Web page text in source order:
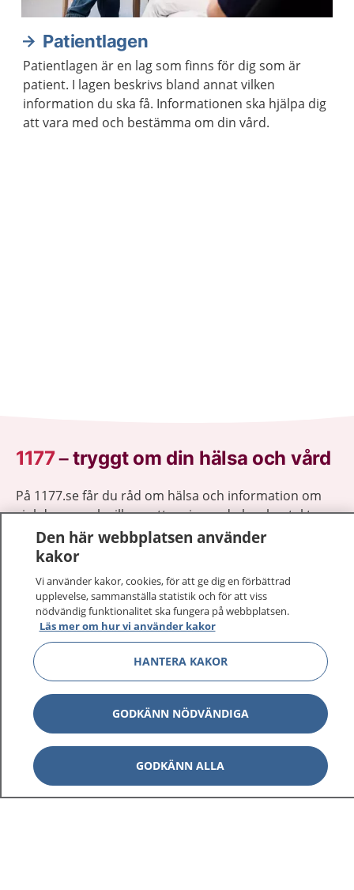
Patientlagen
Patientlagen är en lag som finns för dig som är
patient. I lagen beskrivs bland annat vilken
information du ska få. Informationen ska hjälpa dig
att vara med och bestämma om din vård.
1177–tryggt om din hälsa och vård
På 1177.se får du råd om hälsa och information om
sjukdomar och vilka mottagningar du kan kontakta.
Logga in för att läsa din journal och göra dina
vårdärenden. Ring telefonnummer 1177 för
1177 ger dig råd när du vill må bättre.
1177 på flera språk Visa
Visa
Kontakt Visa
Den här webbplatsen använder
kakor
Vi använder kakor, cookies, för att ge dig en förbättrad
upplevelse, sammanställa statistik och för att viss
nödvändig funktionalitet ska fungera på webbplatsen.
Läs mer om hur vi använder kakor
HANTERA KAKOR
GODKÄNN NÖDVÄNDIGA
GODKÄNN ALLA